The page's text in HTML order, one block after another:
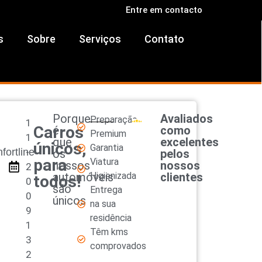
Entre em contacto
Sobre Serviços Contato
1
1
-
2
0
0
9
1
3
2
Carros
únicos,
para
todos!
Porque
é
que
os
nossos
automóveis
são
únicos
Preparação
Premium
Garantia
Viatura
Higienizada
Entrega
na sua
residência
Têm kms
comprovados
Avaliados
como
excelentes
pelos
nossos
clientes